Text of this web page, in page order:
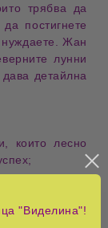
трябва да
постигнете
нуждаете. Жан
лунни
детайлна
които лесно
личност,
"Виделина"!